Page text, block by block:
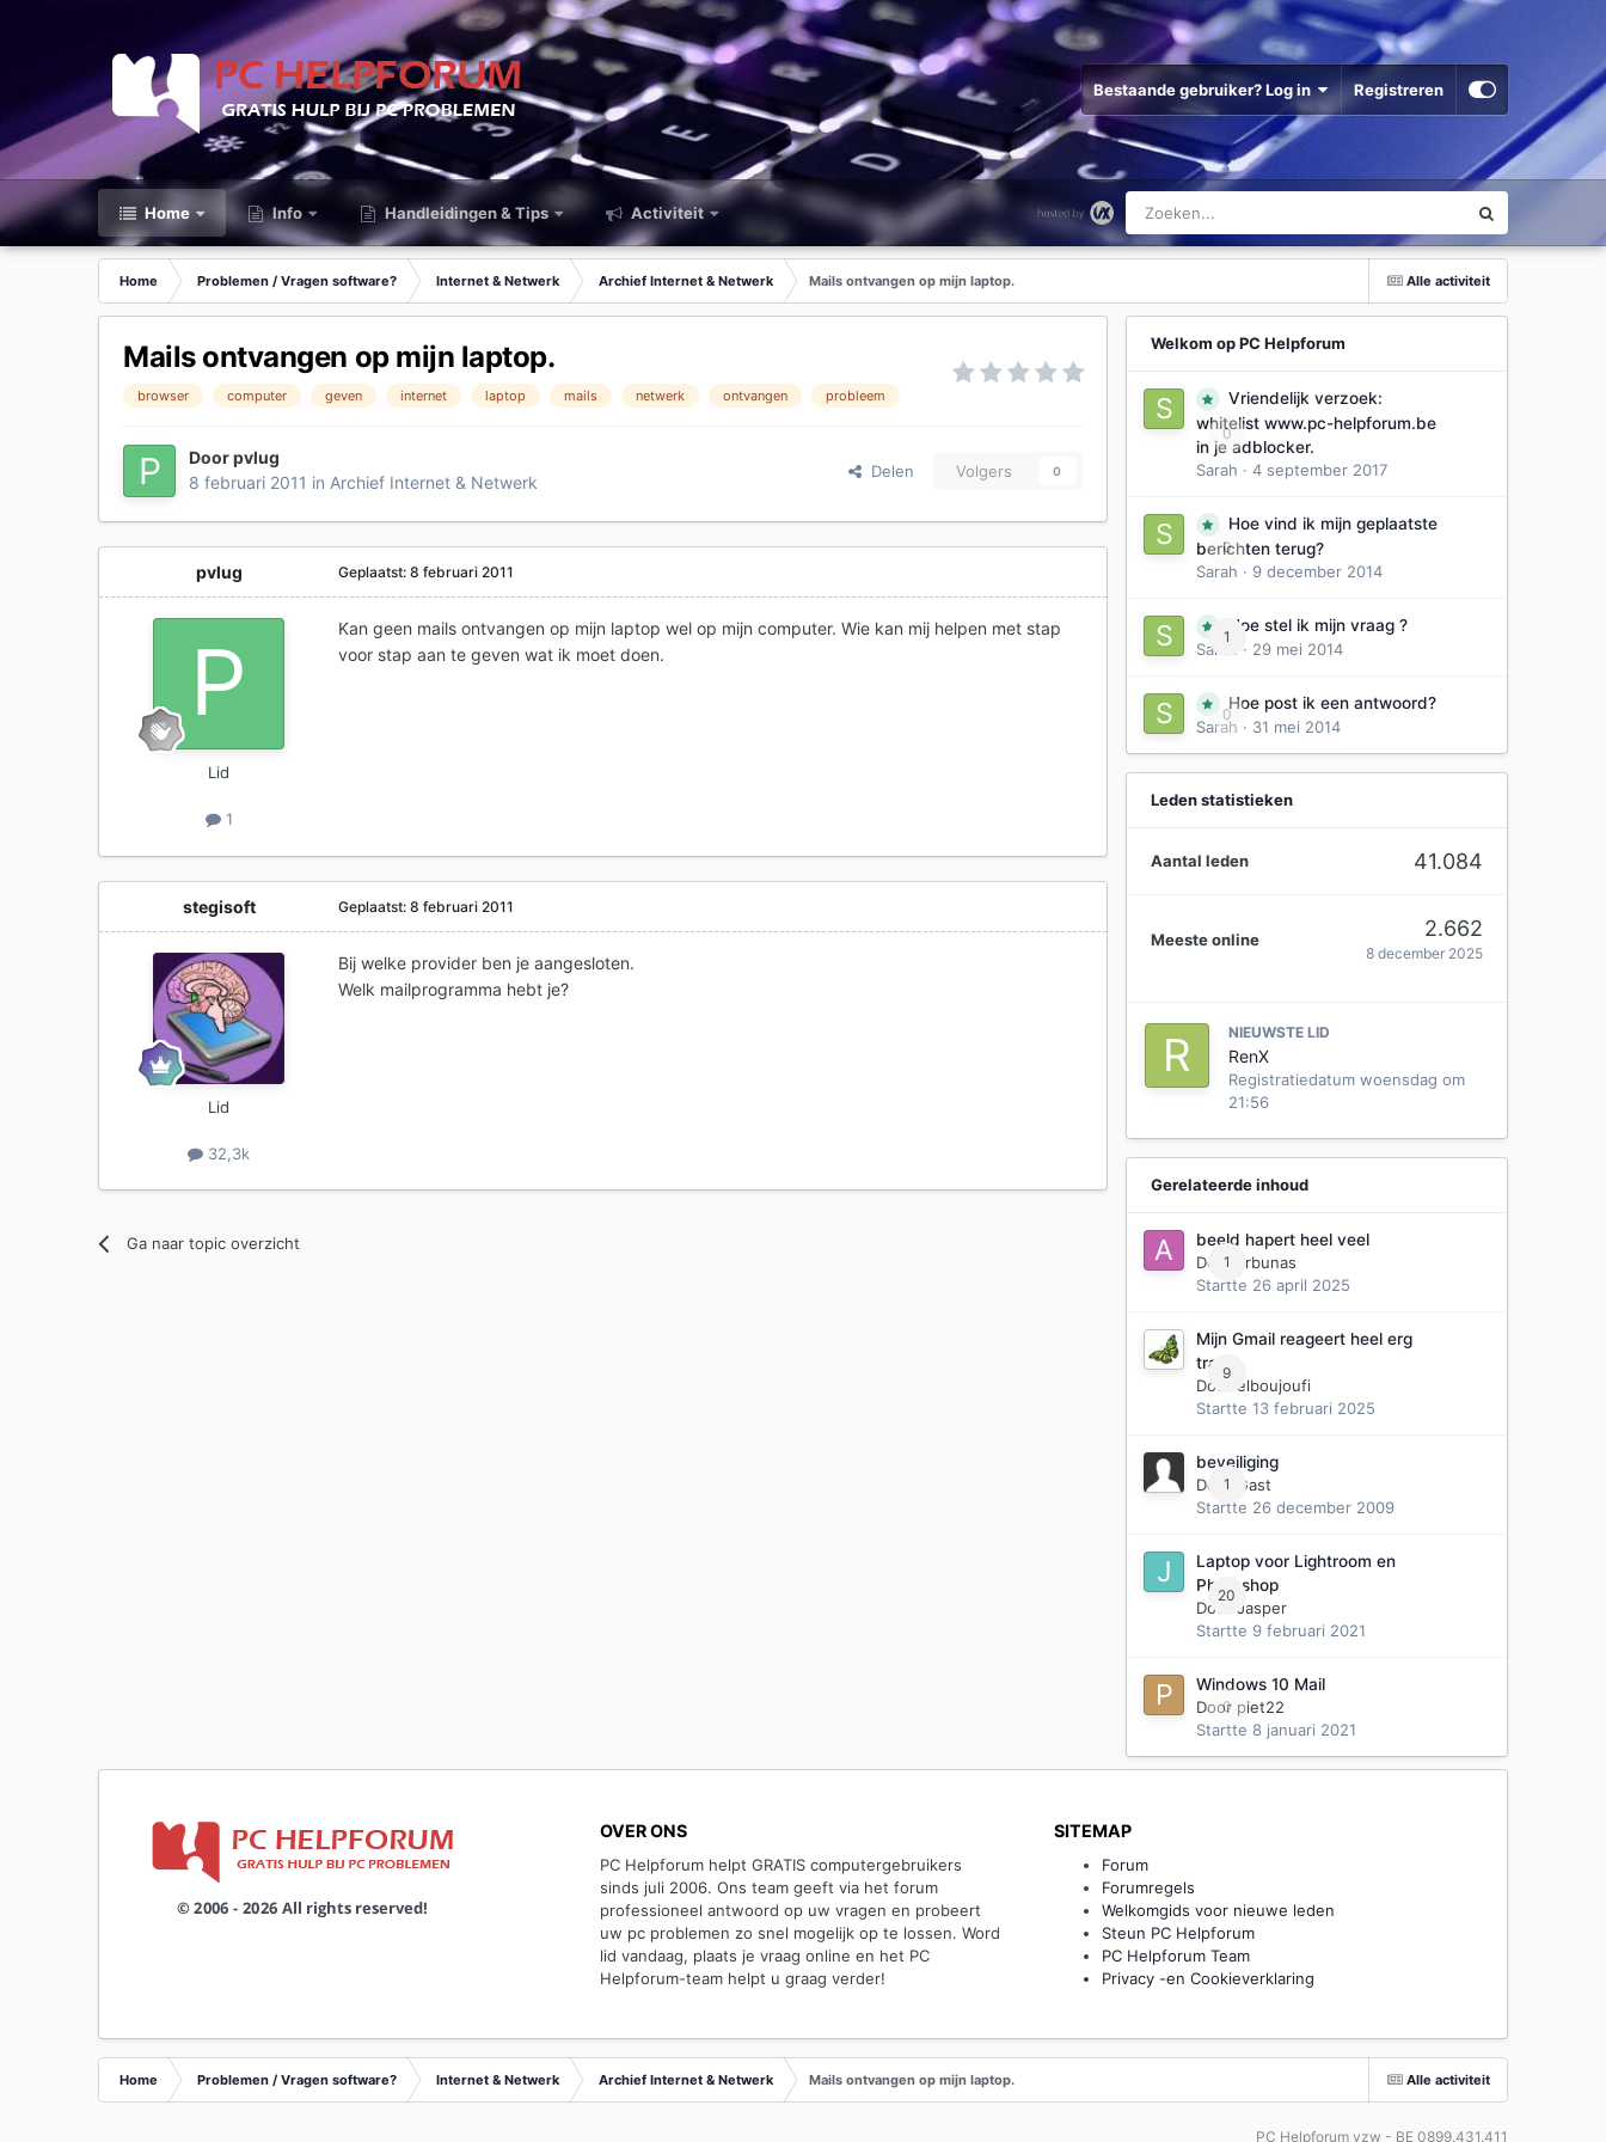
Bestaande gebruiker? Log in Registreren
Home Info Handleidingen & Tips Activiteit
Alle activiteit
Home Problemen / Vragen software? Internet & Netwerk Archief Internet & Netwerk Mails ontvangen op mijn laptop.
Mails ontvangen op mijn laptop.
browser computer geven internet laptop mails netwerk ontvangen probleem
Doorpvlug
8 februari 2011 in Archief Internet & Netwerk
Delen Volgers 0
pvlug
Lid
1
Geplaatst:8 februari 2011
Kan geen mails ontvangen op mijn laptop wel op mijn computer. Wie kan mij helpen met stap
voor stap aan te geven wat ik moet doen.
stegisoft
Lid
32,3k
Geplaatst:8 februari 2011
Bij welke provider ben je aangesloten.
Welk mailprogramma hebt je?
Ga naar topic overzicht
Welkom op PC Helpforum
0
Vriendelijk verzoek:
whitelist www.pc-helpforum.be
in je adblocker.
Sarah · 4 september 2017
0
Hoe vind ik mijn geplaatste
berichten terug?
Sarah · 9 december 2014
1
Hoe stel ik mijn vraag ?
Sarah
· 29 mei 2014
0
Hoe post ik een antwoord?
Sarah · 31 mei 2014
Leden statistieken
Aantal leden 41.084
Meeste online 2.662
8 december 2025
NIEUWSTE LID
RenX
Registratiedatum woensdag om
21:56
Gerelateerde inhoud
1
beeld hapert heel veel
Door
arbunas
Startte 26 april 2025
9
Mijn Gmail reageert heel erg
traag
Door elboujoufi
Startte 13 februari 2025
1
beveiliging
Door Gast
Startte 26 december 2009
20
Laptop voor Lightroom en
Photoshop
Door Jasper
Startte 9 februari 2021
0
Windows 10 Mail
Door piet22
Startte 8 januari 2021
OVER ONS
PC Helpforum helpt GRATIS computergebruikers
sinds juli 2006. Ons team geeft via het forum
professioneel antwoord op uw vragen en probeert
uw pc problemen zo snel mogelijk op te lossen. Word
lid vandaag, plaats je vraag online en het PC
Helpforum-team helpt u graag verder!
SITEMAP
Forum
Forumregels
Welkomgids voor nieuwe leden
Steun PC Helpforum
PC Helpforum Team
Privacy -en Cookieverklaring
Alle activiteit
Home Problemen / Vragen software? Internet & Netwerk Archief Internet & Netwerk Mails ontvangen op mijn laptop.
PC Helpforum vzw - BE 0899.431.411